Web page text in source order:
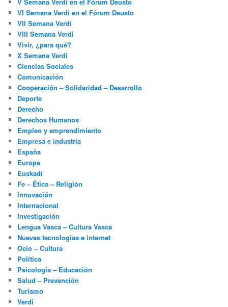
VI Semana Verdi en el Fórum Deusto
VII Semana Verdi
VIII Semana Verdi
Vivir, ¿para qué?
X Semana Verdi
Ciencias Sociales
Comunicación
Cooperación – Solidaridad – Desarrollo
Deporte
Derecho
Derechos Humanos
Empleo y emprendimiento
Empresa e industria
España
Europa
Euskadi
Fe – Ética – Religión
Innovación
Internacional
Investigación
Lengua Vasca – Cultura Vasca
Nuevas tecnologías e internet
Ocio – Cultura
Política
Psicología – Educación
Salud – Prevención
Turismo
Verdi